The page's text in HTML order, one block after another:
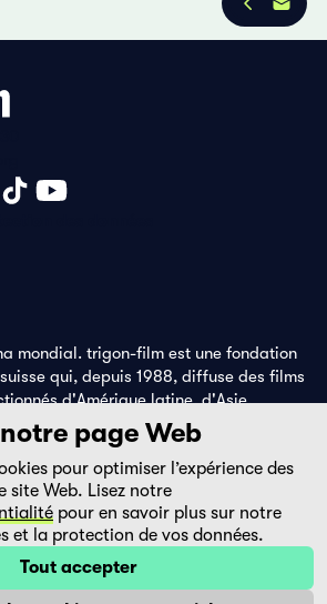
mondial. trigon-film est une fondation
qui, depuis 1988, diffuse des films
d'Amérique latine, d'Asie,
l'Est, dans les salles de cinéma,
DVD et sur la plateforme de
page Web
pour optimiser l’expérience des
site Web. Lisez notre
pour en savoir plus sur notre
et la protection de vos données.
Tout accepter